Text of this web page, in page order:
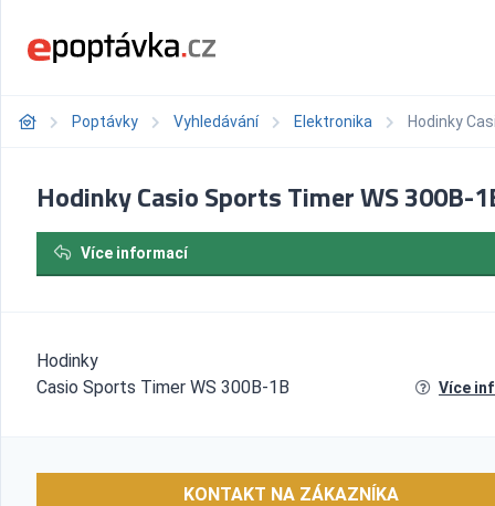
Poptávky Vyhledávání Elektronika Hodinky
Hodinky Casio Sports Timer WS 300B-
Více informací
Hodinky
Casio Sports Timer WS 300B-1B
Více
KONTAKT NA ZÁKAZNÍKA